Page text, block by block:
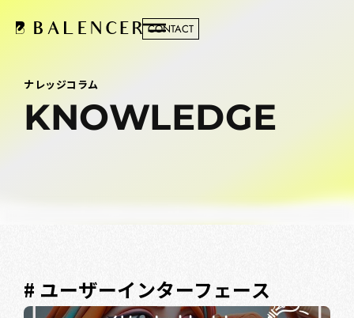
CONTACT
ナレッジコラム
KNOWLEDGE
# ユーザーインターフェース